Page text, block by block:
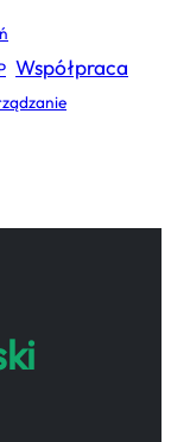
Współpraca